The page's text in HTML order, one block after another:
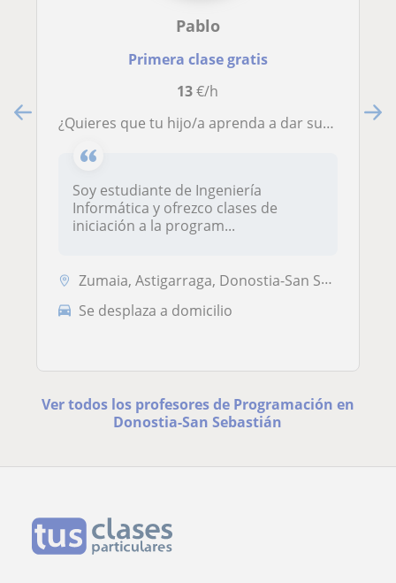
Pablo
Primera clase gratis
13€/h
¿Quieres que tu hijo/a aprenda a dar sus primeros pasos en la programación este verano?
Soy estudiante de Ingeniería
Informática y ofrezco clases de
iniciación a la program...
Zumaia, Astigarraga, Donostia-San Sebastián, Pasaia
Se desplaza a domicilio
Ver todos los profesores de Programación en
Donostia-San Sebastián